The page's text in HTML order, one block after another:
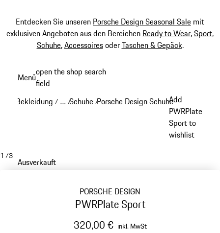
Entdecken Sie unseren Porsche Design Seasonal Sale mit
exklusiven Angeboten aus den Bereichen Ready to Wear,Sport,
Schuhe,AccessoiresoderTaschen & Gepäck.
Hauptinhalt
Menüopen the shop search
field
Bekleidung / …
Reveal collapsed breadcrumb items
/Schuhe /Porsche Design Schuhe/
Add
PWRPlate
Sport to
wishlist
1 /3
Ausverkauft
PORSCHE DESIGN
PWRPlate Sport
320,00 € inkl. MwSt